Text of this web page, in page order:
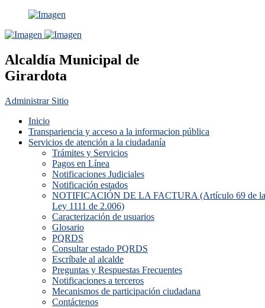
Alcaldía Municipal de
Girardota
Administrar Sitio
Inicio
Transpariencia y acceso a la informacion pública
Servicios de atención a la ciudadanía
Trámites y Servicios
Pagos en Línea
Notificaciones Judiciales
Notificación estados
NOTIFICACIÓN DE LA FACTURA (Artículo 69 de la
Ley 1111 de 2.006)
Caracterización de usuarios
Glosario
PQRDS
Consultar estado PQRDS
Escríbale al alcalde
Preguntas y Respuestas Frecuentes
Notificaciones a terceros
Mecanismos de participación ciudadana
Contáctenos